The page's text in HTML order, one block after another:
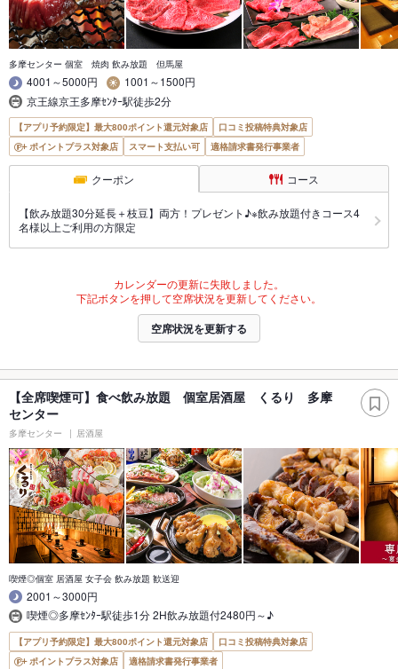
多摩センター 個室 焼肉 飲み放題 但馬屋
4001～5000円
1001～1500円
京王線京王多摩ｾﾝﾀｰ駅徒歩2分
【アプリ予約限定】最大800ポイント還元対象店
口コミ投稿特典対象店
ポイントプラス対象店
スマート支払い可 適格請求書発行事業者
クーポン コース
【飲み放題30分延長＋枝豆】両方！プレゼント♪※飲み放題付きコース4
名様以上ご利用の方限定
カレンダーの更新に失敗しました。
下記ボタンを押して空席状況を更新してください。
空席状況を更新する
【全席喫煙可】食べ飲み放題 個室居酒屋 くるり 多摩
センター
多摩センター 居酒屋
喫煙◎個室 居酒屋 女子会 飲み放題 歓送迎
2001～3000円
喫煙◎多摩ｾﾝﾀｰ駅徒歩1分 2H飲み放題付2480円～♪
【アプリ予約限定】最大800ポイント還元対象店
口コミ投稿特典対象店
ポイントプラス対象店
適格請求書発行事業者